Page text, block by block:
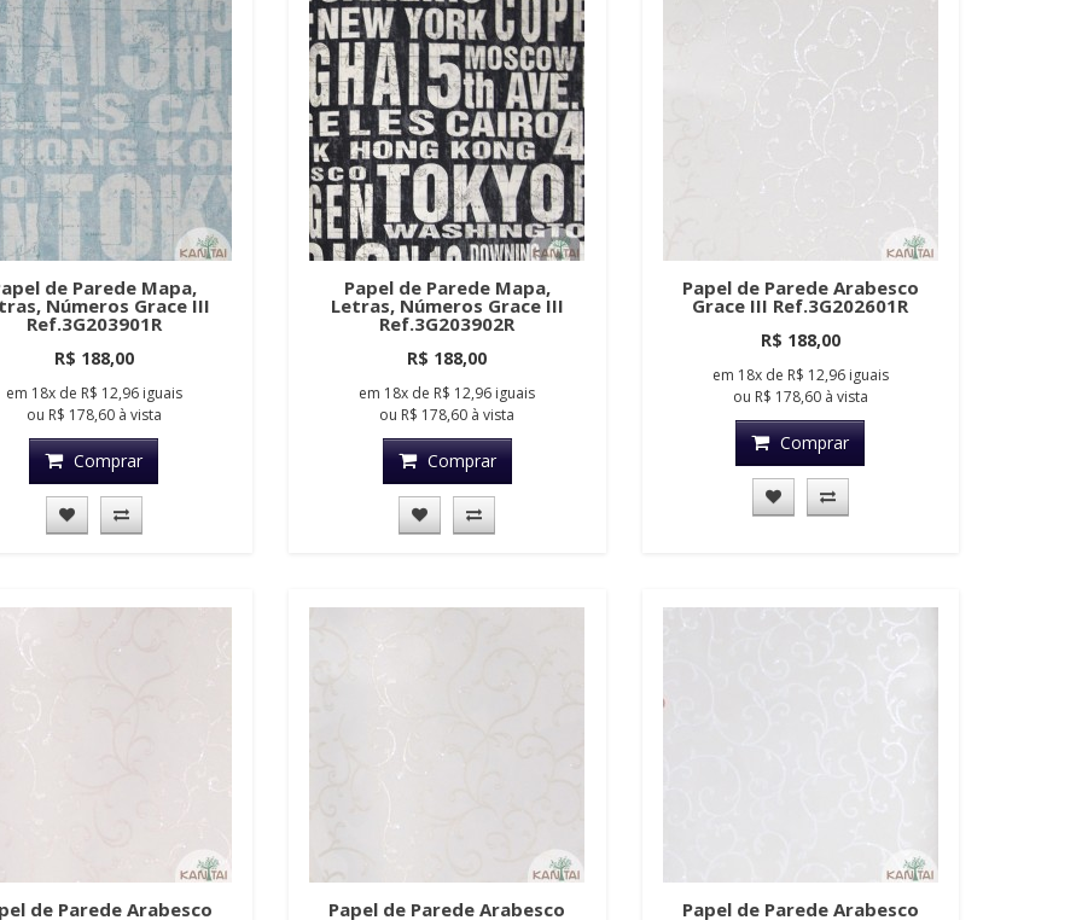
de Parede Mapa,
Números Grace III
Ref.3G203901R
R$ 188,00
em 18xde R$ 12,96 iguais
ou R$ 178,60à vista
Comprar
Papel de Parede Mapa,
Letras, Números Grace III
Ref.3G203902R
R$ 188,00
em 18x de R$ 12,96 iguais
ou R$ 178,60 à vista
Comprar
Papel de Parede Arabesco
Grace III Ref.3G202601R
R$ 188,00
em 18xde R$ 12,96 iguais
ou R$ 178,60à vista
Comprar
de Parede Arabesco Papel de Parede Arabesco Papel de Parede Arabesco